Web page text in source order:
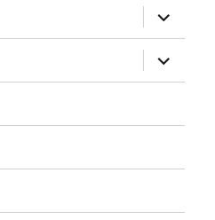
ouvrir
le
sous-
menu
ouvrir
le
sous-